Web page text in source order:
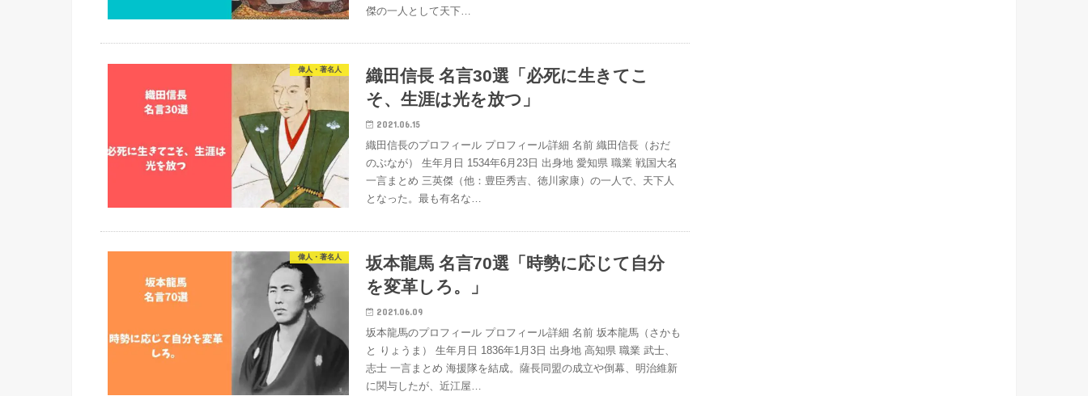
傑の一人として天下…
偉人・著名人
織田信長 名言30選「必死に生きてこ
そ、生涯は光を放つ」
2021.06.15
織田信長のプロフィール プロフィール詳細 名前 織田信長（おだ
のぶなが） 生年月日 1534年6月23日 出身地 愛知県 職業 戦国大名
一言まとめ 三英傑（他：豊臣秀吉、徳川家康）の一人で、天下人
となった。最も有名な…
偉人・著名人
坂本龍馬 名言70選「時勢に応じて自分
を変革しろ。」
2021.06.09
坂本龍馬のプロフィール プロフィール詳細 名前 坂本龍馬（さかも
と りょうま） 生年月日 1836年1月3日 出身地 高知県 職業 武士、
志士 一言まとめ 海援隊を結成。薩長同盟の成立や倒幕、明治維新
に関与したが、近江屋…